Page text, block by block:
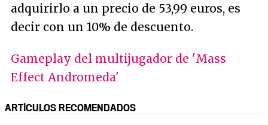
adquirirlo a un precio de 53,99 euros, es
decir con un 10% de descuento.
Gameplay del multijugador de 'Mass
Effect Andromeda'
ARTÍCULOS RECOMENDADOS